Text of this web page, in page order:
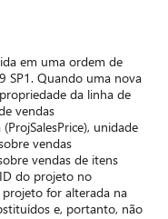
em uma ordem de
SP1. Quando uma nova
da linha de
vendas
unidade
vendas
vendas de itens
do projeto no
for alterada na
e, portanto, não